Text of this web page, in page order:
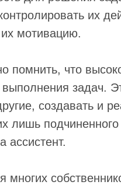
их
мотивацию.
помнить, что
задач.
создавать и
лишь
ассистент.
многих